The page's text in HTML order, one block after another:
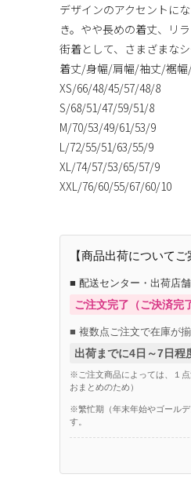
デザインのアクセントに
き。やや長めの着丈、リ
街着として、さまざまな
着丈/身幅/肩幅/袖丈/裾
XS/66/48/45/57/48/8
S/68/51/47/59/51/8
M/70/53/49/61/53/9
L/72/55/51/63/55/9
XL/74/57/53/65/57/9
XXL/76/60/55/67/60/10
【商品出荷についてご
■ 配送センター・出荷店
ご注文完了（ご決済完
■ 複数点ご注文で在庫が
出荷までに4日～7日程
※ご注文商品によっては、１
おまとめのため）
※繁忙期（年末年始やゴール
す。